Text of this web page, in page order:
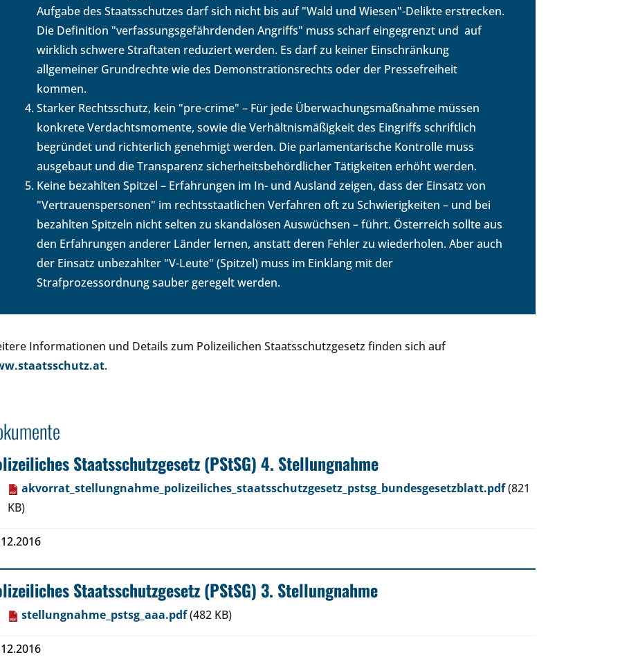
Aufgabe des Staatsschutzes darf sich nicht bis auf "Wald und Wiesen"-Delikte erstrecken.
Die Definition "verfassungsgefährdenden Angriffs" muss scharf eingegrenzt und auf
wirklich schwere Straftaten reduziert werden. Es darf zu keiner Einschränkung
allgemeiner Grundrechte wie des Demonstrationsrechts oder der Pressefreiheit
kommen.
Starker Rechtsschutz, kein "pre-crime" – Für jede Überwachungsmaßnahme müssen
konkrete Verdachtsmomente, sowie die Verhältnismäßigkeit des Eingriffs schriftlich
begründet und richterlich genehmigt werden. Die parlamentarische Kontrolle muss
ausgebaut und die Transparenz sicherheitsbehördlicher Tätigkeiten erhöht werden.
Keine bezahlten Spitzel – Erfahrungen im In- und Ausland zeigen, dass der Einsatz von
"Vertrauenspersonen" im rechtsstaatlichen Verfahren oft zu Schwierigkeiten – und bei
bezahlten Spitzeln nicht selten zu skandalösen Auswüchsen – führt. Österreich sollte aus
den Erfahrungen anderer Länder lernen, anstatt deren Fehler zu wiederholen. Aber auch
der Einsatz unbezahlter "V-Leute" (Spitzel) muss im Einklang mit der
Strafprozessordnung sauber geregelt werden.
Informationen und Details zum Polizeilichen Staatsschutzgesetz finden sich auf
.
Staatsschutzgesetz (PStSG) 4. Stellungnahme
akvorrat_stellungnahme_polizeiliches_staatsschutzgesetz_pstsg_bundesgesetzblatt.pdf(821
KB)
Staatsschutzgesetz (PStSG) 3. Stellungnahme
stellungnahme_pstsg_aaa.pdf(482 KB)